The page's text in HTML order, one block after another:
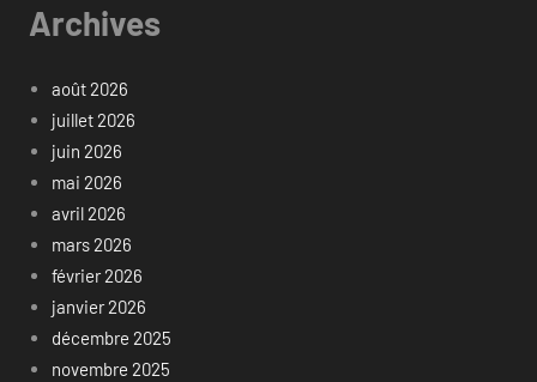
Archives
août 2026
juillet 2026
juin 2026
mai 2026
avril 2026
mars 2026
février 2026
janvier 2026
décembre 2025
novembre 2025